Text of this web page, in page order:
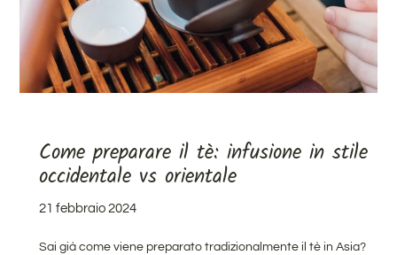
Come preparare il tè: infusione in stile
occidentale vs orientale
21 febbraio 2024
Sai già come viene preparato tradizionalmente il tè in Asia?